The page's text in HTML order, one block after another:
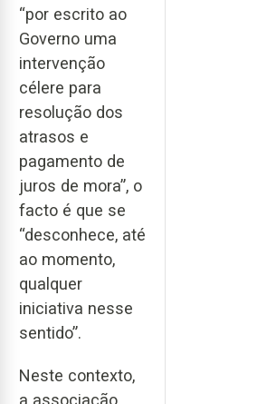
“por escrito ao
Governo uma
intervenção
célere para
resolução dos
atrasos e
pagamento de
juros de mora”, o
facto é que se
“desconhece, até
ao momento,
qualquer
iniciativa nesse
sentido”.
Neste contexto,
a associação